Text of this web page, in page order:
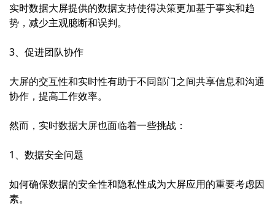
实时数据大屏提供的数据支持使得决策更加基于事实和趋
势，减少主观臆断和误判。
3、促进团队协作
大屏的交互性和实时性有助于不同部门之间共享信息和沟通
协作，提高工作效率。
然而，实时数据大屏也面临着一些挑战：
1、数据安全问题
如何确保数据的安全性和隐私性成为大屏应用的重要考虑因
素。